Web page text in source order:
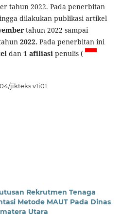
tahun 2022. Pada penerbitan
dilakukan publikasi artikel
tahun 2022 sampai
2022. Pada penerbitan ini
dan 1 afiliasipenulis (
jikteks.v1i01
Rekrutmen Tenaga
Metode MAUT Pada Dinas
Utara